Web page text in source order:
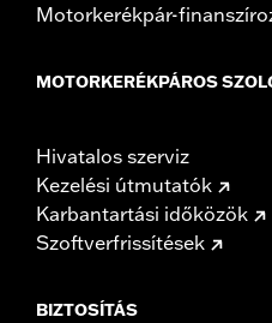
Motorkerékpár-
MOTORKERÉKPÁROS
Hivatalos szerviz
Kezelési útmutatók
Karbantartási időközök
Szoftverfrissítések
BIZTOSÍTÁS